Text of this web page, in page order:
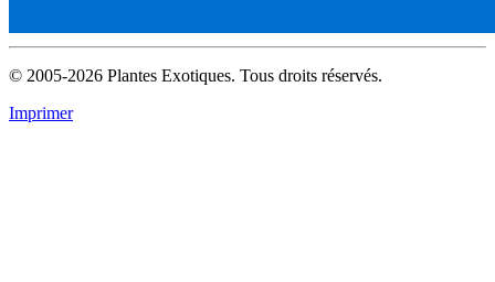
© 2005-2026 Plantes Exotiques. Tous droits réservés.
Imprimer